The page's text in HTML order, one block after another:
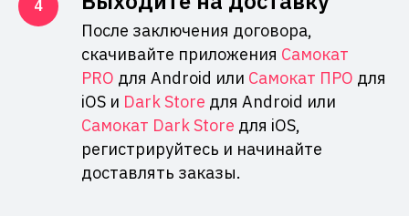
После заключения договора,
скачивайте приложения Самокат
PRO для Android или Самокат ПРО для
iOS и Dark Store для Android или
Самокат Dark Store для iOS,
регистрируйтесь и начинайте
доставлять заказы.